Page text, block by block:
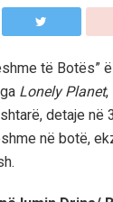
të Botës”
Lonely Planet,
detaje në
në botë,